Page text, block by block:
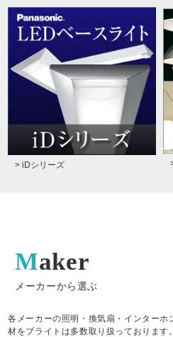
> iDシリーズ
Maker
メーカーから選ぶ
各メーカーの照明・換気扇・インターホ
材をブライトは多数取り扱っております。